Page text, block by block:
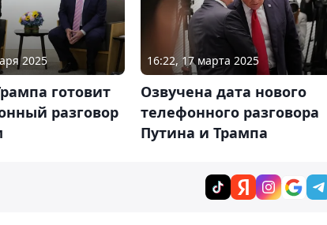
2025
готовит
разговор
16:22, 17 марта 2025
Озвучена дата нового
телефонного разговора
Путина и Трампа